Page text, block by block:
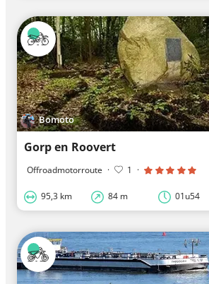
Bomoto
Gorp en Roovert
Offroadmotorroute · 1 ·
95,3 km 84 m 01u54